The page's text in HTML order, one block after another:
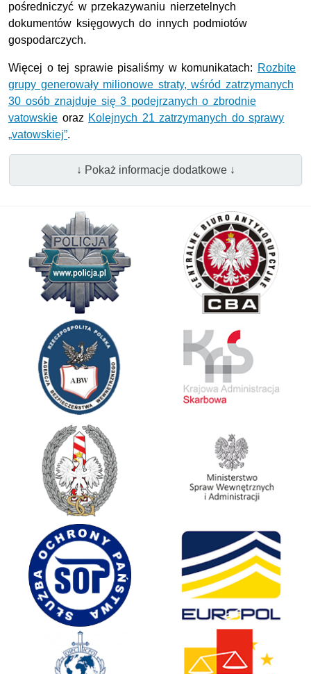
pośredniczyć w przekazywaniu nierzetelnych
dokumentów księgowych do innych podmiotów
gospodarczych.
Więcej o tej sprawie pisaliśmy w komunikatach: Rozbite
grupy generowały milionowe straty, wśród zatrzymanych
30 osób znajduje się 3 podejrzanych o zbrodnie
vatowskie oraz Kolejnych 21 zatrzymanych do sprawy
„vatowskiej”.
↓ Pokaż informacje dodatkowe ↓